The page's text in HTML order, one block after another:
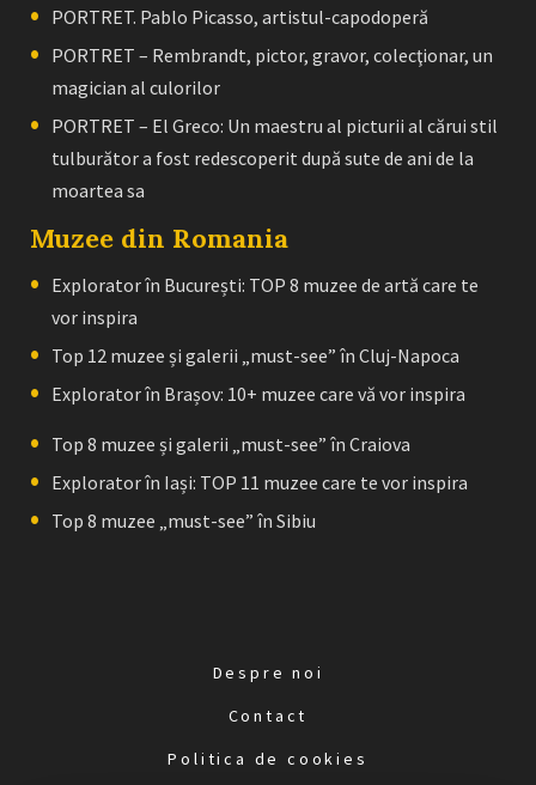
PORTRET. Pablo Picasso, artistul-capodoperă
PORTRET – Rembrandt, pictor, gravor, colecţionar, un
magician al culorilor
PORTRET – El Greco: Un maestru al picturii al cărui stil
tulburător a fost redescoperit după sute de ani de la
moartea sa
Muzee din Romania
Explorator în București: TOP 8 muzee de artă care te
vor inspira
Top 12 muzee și galerii „must-see” în Cluj-Napoca
Explorator în Brașov: 10+ muzee care vă vor inspira
Top 8 muzee și galerii „must-see” în Craiova
Explorator în Iași: TOP 11 muzee care te vor inspira
Top 8 muzee „must-see” în Sibiu
Despre noi
Contact
Politica de cookies